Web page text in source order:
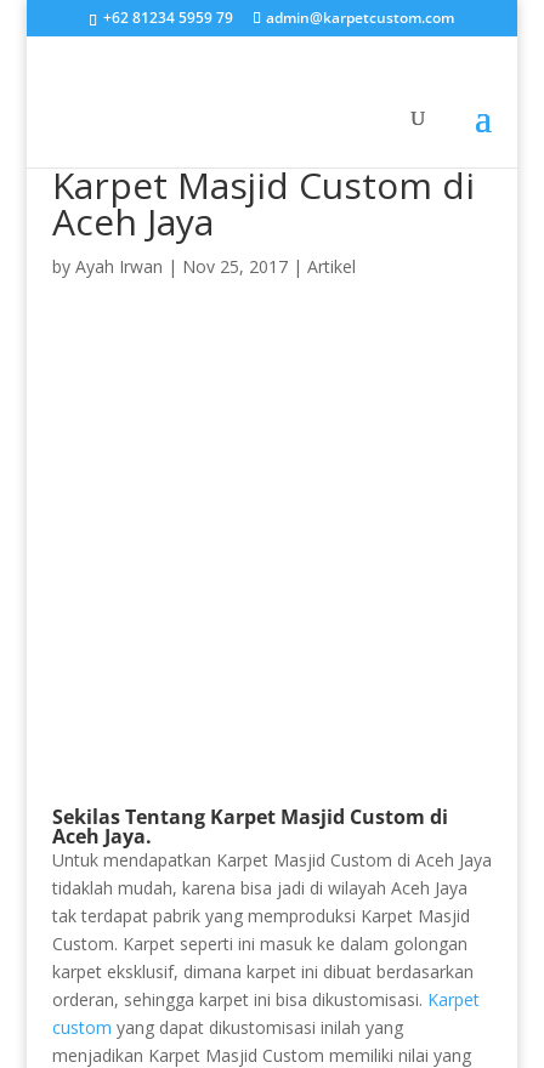
+62 81234 5959 79 admin@karpetcustom.com
Karpet Masjid Custom di
Aceh Jaya
by Ayah Irwan | Nov 25, 2017| Artikel
Sekilas Tentang Karpet Masjid Custom di
Aceh Jaya.
Untuk mendapatkan Karpet Masjid Custom di Aceh Jaya
tidaklah mudah, karena bisa jadi di wilayah Aceh Jaya
tak terdapat pabrik yang memproduksi Karpet Masjid
Custom. Karpet seperti ini masuk ke dalam golongan
karpet eksklusif, dimana karpet ini dibuat berdasarkan
orderan, sehingga karpet ini bisa dikustomisasi. Karpet
custom yang dapat dikustomisasi inilah yang
menjadikan Karpet Masjid Custom memiliki nilai yang